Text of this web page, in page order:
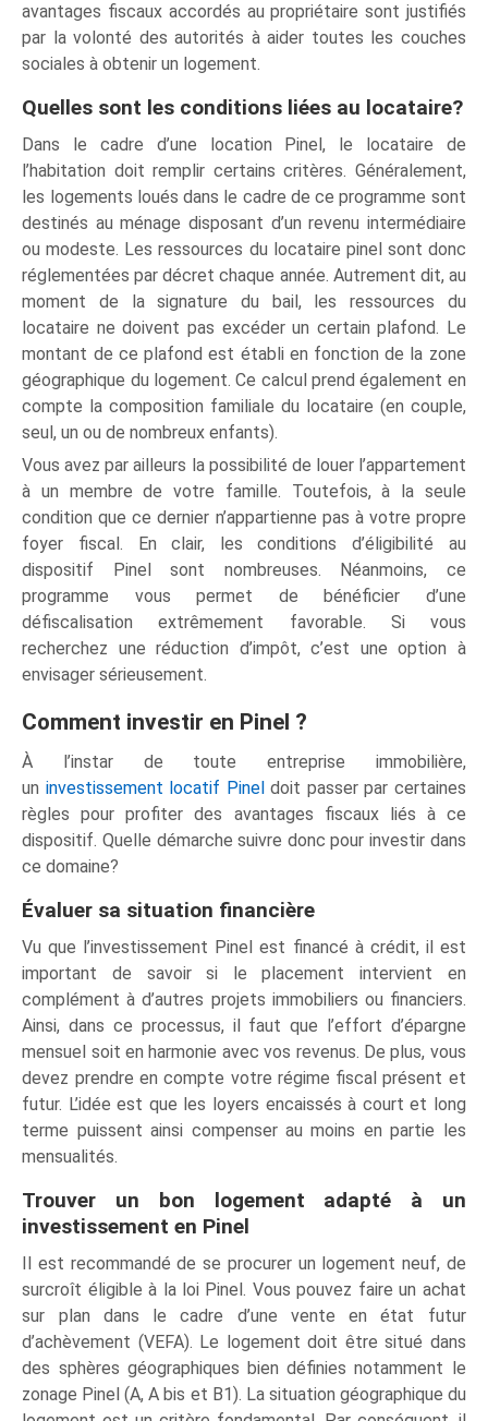
avantages fiscaux accordés au propriétaire sont justifiés
par la volonté des autorités à aider toutes les couches
sociales à obtenir un logement.
Quelles sont les conditions liées au locataire?
Dans le cadre d’une location Pinel, le locataire de
l’habitation doit remplir certains critères. Généralement,
les logements loués dans le cadre de ce programme sont
destinés au ménage disposant d’un revenu intermédiaire
ou modeste. Les ressources du locataire pinel sont donc
réglementées par décret chaque année. Autrement dit, au
moment de la signature du bail, les ressources du
locataire ne doivent pas excéder un certain plafond. Le
montant de ce plafond est établi en fonction de la zone
géographique du logement. Ce calcul prend également en
compte la composition familiale du locataire (en couple,
seul, un ou de nombreux enfants).
Vous avez par ailleurs la possibilité de louer l’appartement
à un membre de votre famille. Toutefois, à la seule
condition que ce dernier n’appartienne pas à votre propre
foyer fiscal. En clair, les conditions d’éligibilité au
dispositif Pinel sont nombreuses. Néanmoins, ce
programme vous permet de bénéficier d’une
défiscalisation extrêmement favorable. Si vous
recherchez une réduction d’impôt, c’est une option à
envisager sérieusement.
Comment investir en Pinel ?
À l’instar de toute entreprise immobilière,
un investissement locatif Pinel doit passer par certaines
règles pour profiter des avantages fiscaux liés à ce
dispositif. Quelle démarche suivre donc pour investir dans
ce domaine?
Évaluer sa situation financière
Vu que l’investissement Pinel est financé à crédit, il est
important de savoir si le placement intervient en
complément à d’autres projets immobiliers ou financiers.
Ainsi, dans ce processus, il faut que l’effort d’épargne
mensuel soit en harmonie avec vos revenus. De plus, vous
devez prendre en compte votre régime fiscal présent et
futur. L’idée est que les loyers encaissés à court et long
terme puissent ainsi compenser au moins en partie les
mensualités.
Trouver un bon logement adapté à un
investissement en Pinel
Il est recommandé de se procurer un logement neuf, de
surcroît éligible à la loi Pinel. Vous pouvez faire un achat
sur plan dans le cadre d’une vente en état futur
d’achèvement (VEFA). Le logement doit être situé dans
des sphères géographiques bien définies notamment le
zonage Pinel (A, A bis et B1). La situation géographique du